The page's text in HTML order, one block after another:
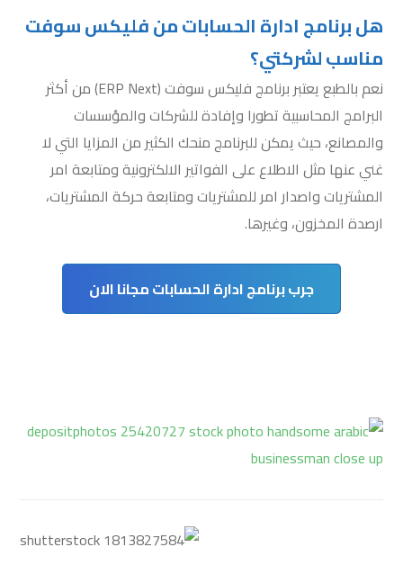
هل برنامج ادارة الحسابات من فليكس سوفت
مناسب لشركتي؟
نعم بالطبع يعتبر برنامج فليكس سوفت (ERP Next) من أكثر
البرامج المحاسبية تطورا وإفادة للشركات والمؤسسات
والمصانع، حيث يمكن للبرنامج منحك الكثير من المزايا التي لا
غني عنها مثل الاطلاع على الفواتير الالكترونية ومتابعة امر
المشتريات واصدار امر للمشتريات ومتابعة حركة المشتريات،
ارصدة المخزون، وغيرها.
جرب برنامج ادارة الحسابات مجانا الان